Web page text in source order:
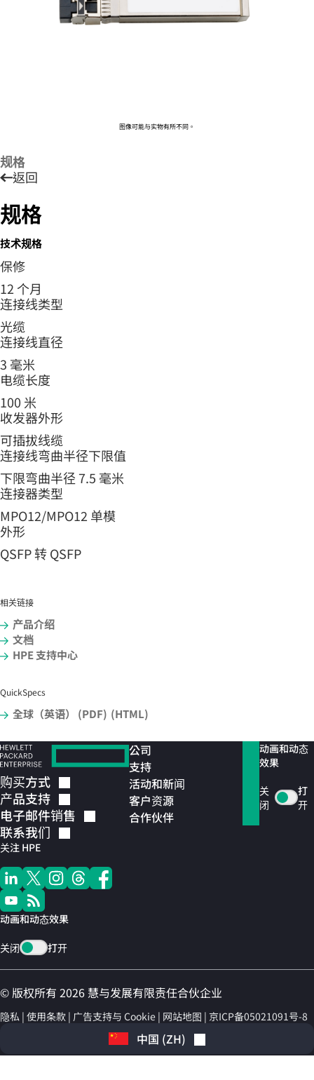
图像可能与实物有所不同。
规格
返回
规格
技术规格
保修
12 个月
连接线类型
光缆
连接线直径
3 毫米
电缆长度
100 米
收发器外形
可插拔线缆
连接线弯曲半径下限值
下限弯曲半径 7.5 毫米
连接器类型
MPO12/MPO12 单模
外形
QSFP 转 QSFP
相关链接
产品介绍
文档
HPE 支持中心
QuickSpecs
全球（英语） (PDF) (HTML)
购买方式
产品支持
电子邮件销售
联系我们
关注 HPE
动画和动态效果
关闭 打开
公司
支持
活动和新闻
客户资源
合作伙伴
动画和动态
效果
关
闭
打
开
© 版权所有 2026 慧与发展有限责任合伙企业
隐私 使用条款 广告支持与 Cookie 网站地图 京ICP备05021091号-8
中国 (ZH)